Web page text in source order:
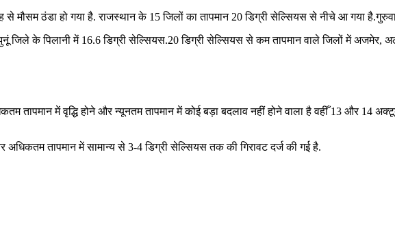
से मौसम ठंडा हो गया है. राजस्थान के 15 जिलों का तापमान 20 डिग्री सेल्सियस से नीचे आ गया
जिले के पिलानी में 16.6 डिग्री सेल्सियस.20 डिग्री सेल्सियस से कम तापमान वाले जिलों में अजमेर,
तापमान में वृद्धि होने और न्यूनतम तापमान में कोई बड़ा बदलाव नहीं होने वाला है वहीँ 13 और
तापमान में सामान्य से 3-4 डिग्री सेल्सियस तक की गिरावट दर्ज की गई है.